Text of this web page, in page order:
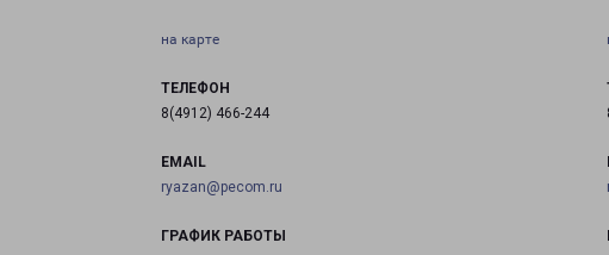
на карте
ТЕЛЕФОН
8(4912) 466-244
EMAIL
ryazan@pecom.ru
ГРАФИК РАБОТЫ